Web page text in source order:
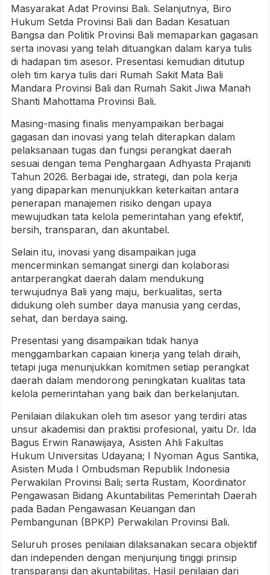
Masyarakat Adat Provinsi Bali. Selanjutnya, Biro
Hukum Setda Provinsi Bali dan Badan Kesatuan
Bangsa dan Politik Provinsi Bali memaparkan gagasan
serta inovasi yang telah dituangkan dalam karya tulis
di hadapan tim asesor. Presentasi kemudian ditutup
oleh tim karya tulis dari Rumah Sakit Mata Bali
Mandara Provinsi Bali dan Rumah Sakit Jiwa Manah
Shanti Mahottama Provinsi Bali.
Masing-masing finalis menyampaikan berbagai
gagasan dan inovasi yang telah diterapkan dalam
pelaksanaan tugas dan fungsi perangkat daerah
sesuai dengan tema Penghargaan Adhyasta Prajaniti
Tahun 2026. Berbagai ide, strategi, dan pola kerja
yang dipaparkan menunjukkan keterkaitan antara
penerapan manajemen risiko dengan upaya
mewujudkan tata kelola pemerintahan yang efektif,
bersih, transparan, dan akuntabel.
Selain itu, inovasi yang disampaikan juga
mencerminkan semangat sinergi dan kolaborasi
antarperangkat daerah dalam mendukung
terwujudnya Bali yang maju, berkualitas, serta
didukung oleh sumber daya manusia yang cerdas,
sehat, dan berdaya saing.
Presentasi yang disampaikan tidak hanya
menggambarkan capaian kinerja yang telah diraih,
tetapi juga menunjukkan komitmen setiap perangkat
daerah dalam mendorong peningkatan kualitas tata
kelola pemerintahan yang baik dan berkelanjutan.
Penilaian dilakukan oleh tim asesor yang terdiri atas
unsur akademisi dan praktisi profesional, yaitu Dr. Ida
Bagus Erwin Ranawijaya, Asisten Ahli Fakultas
Hukum Universitas Udayana; I Nyoman Agus Santika,
Asisten Muda I Ombudsman Republik Indonesia
Perwakilan Provinsi Bali; serta Rustam, Koordinator
Pengawasan Bidang Akuntabilitas Pemerintah Daerah
pada Badan Pengawasan Keuangan dan
Pembangunan (BPKP) Perwakilan Provinsi Bali.
Seluruh proses penilaian dilaksanakan secara objektif
dan independen dengan menjunjung tinggi prinsip
transparansi dan akuntabilitas. Hasil penilaian dari